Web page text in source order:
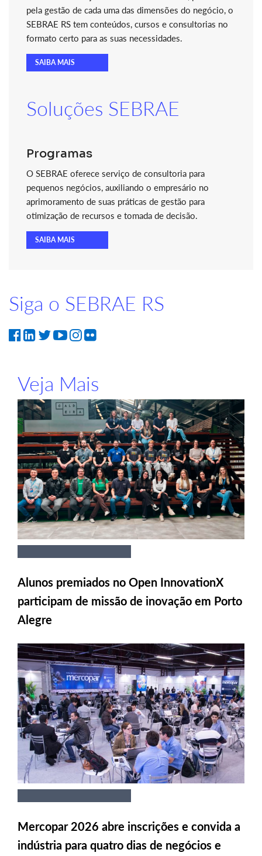
pela gestão de cada uma das dimensões do negócio, o
SEBRAE RS tem conteúdos, cursos e consultorias no
formato certo para as suas necessidades.
SAIBA MAIS
Soluções SEBRAE
Programas
O SEBRAE oferece serviço de consultoria para
pequenos negócios, auxiliando o empresário no
aprimoramento de suas práticas de gestão para
otimização de recursos e tomada de decisão.
SAIBA MAIS
Siga o SEBRAE RS
Veja Mais
Alunos premiados no Open InnovationX
participam de missão de inovação em Porto
Alegre
Mercopar 2026 abre inscrições e convida a
indústria para quatro dias de negócios e